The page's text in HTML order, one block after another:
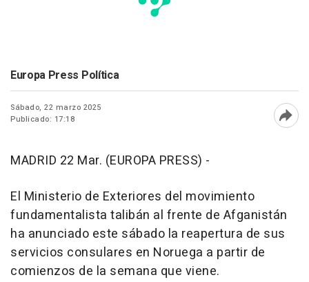
Europa Press Política
Sábado, 22 marzo 2025
Publicado: 17:18
MADRID 22 Mar. (EUROPA PRESS) -
El Ministerio de Exteriores del movimiento
fundamentalista talibán al frente de Afganistán
ha anunciado este sábado la reapertura de sus
servicios consulares en Noruega a partir de
comienzos de la semana que viene.